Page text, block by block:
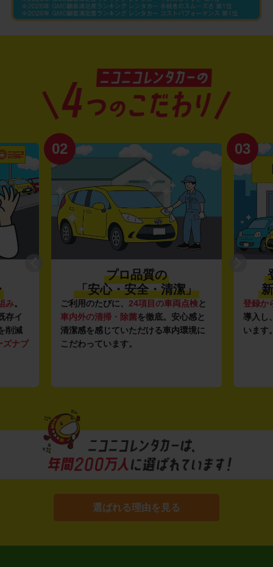
み。
存イ
削減
ズナブ
02
プロ品質の
「安心・安全・清潔」
ご利用のたびに、 24項目の車両点検と
車内外の清掃・除菌を徹底。安心感と
清潔感を感じていただける車内環境に
こだわっています。
03
登録か
導入し
います
選ばれる理由を見る